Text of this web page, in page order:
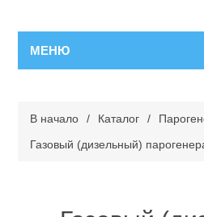
МЕНЮ
В начало / Каталог /
Газовый (дизельный)